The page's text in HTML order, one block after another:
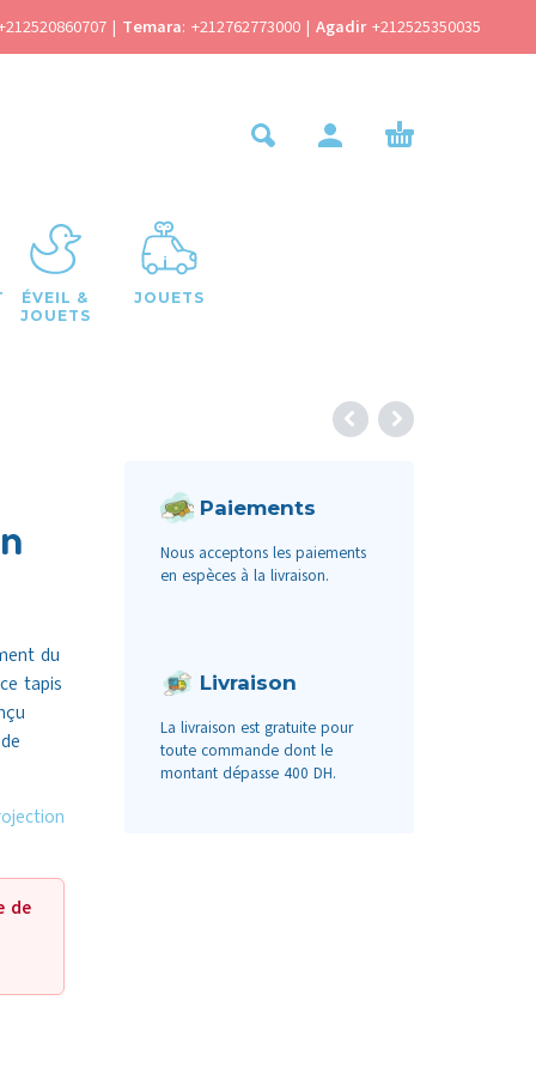
| Temara: +212762773000 | Agadir +212525350035
ÉVEIL &
JOUETS
JOUETS
du
tapis
de
Paiements
Nous acceptons les paiements
en espèces à la livraison.
Livraison
La livraison est gratuite pour
toute commande dont le
montant dépasse 400 DH.